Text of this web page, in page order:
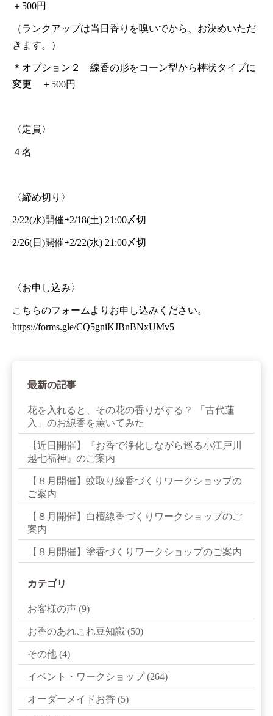
＋500円
（ランクアップは当日香りを嗅いでから、お決めいただ
きます。）
＊オプション２ 線香の形をコーン型から棒状タイプに
変更 ＋500円
〈定員〉
４名
〈締め切り〉
2/22(水)開催⇨2/18(土) 21:00〆切
2/26(日)開催⇨2/22(水) 21:00〆切
〈お申し込み〉
こちらのフォームよりお申し込みください。
https://forms.gle/CQ5gniKJBnBNxUMv5
最新の記事
花を入れると、その花の香りがする？ 「古代蓮
入」のお線香を薫いてみた
【近日開催】『お香で浄化しながら巡る小江戸川
越七福神』のご案内
【８月開催】蚊取り線香づくりワークショップの
ご案内
【８月開催】白檀線香づくりワークショップのご
案内
【８月開催】塗香づくりワークショップのご案内
カテゴリ
お客様の声 (9)
お香のあれこれ豆知識 (50)
その他 (4)
イベント・ワークショップ(264)
オーダーメイドお香 (5)